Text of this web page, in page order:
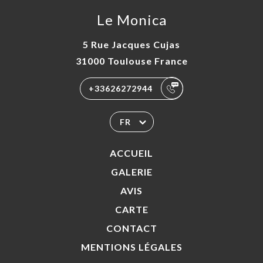
Le Monica
5 Rue Jacques Cujas
31000 Toulouse France
+33626272944
FR
ACCUEIL
GALERIE
AVIS
CARTE
CONTACT
MENTIONS LÉGALES